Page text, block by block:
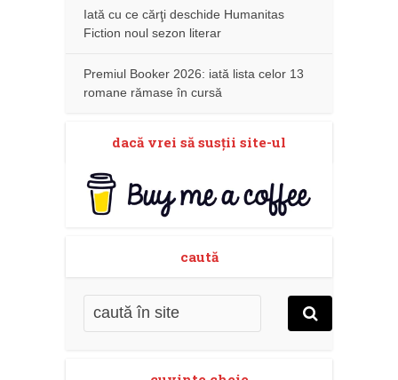
Iată cu ce cărţi deschide Humanitas
Fiction noul sezon literar
Premiul Booker 2026: iată lista celor 13
romane rămase în cursă
dacă vrei să susţii site-ul
caută